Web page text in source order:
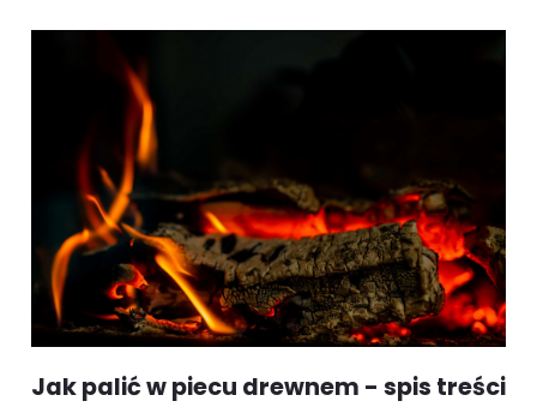
Jak palić w piecu drewnem - spis treści